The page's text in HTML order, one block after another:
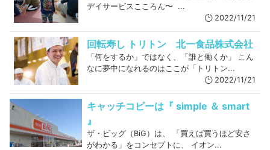
デイサービスこころん〜 ...
2022/11/21
回転寿し トリトン 北一食品株式会社
「何をするか」ではなく、「誰と働くか」 こん
なに夢中になれるのはここが「トリトン...
2022/11/21
キャッチコピーは『 simple ＆ smart
』
ザ・ビッグ（BiG）は、 「買えば買うほど安さ
がわかる」をコンセプトに、 イオン...